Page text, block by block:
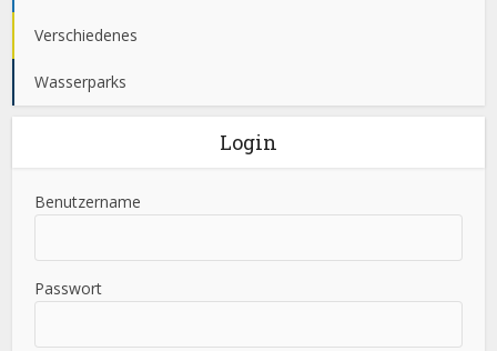
Verschiedenes
Wasserparks
Login
Benutzername
Passwort